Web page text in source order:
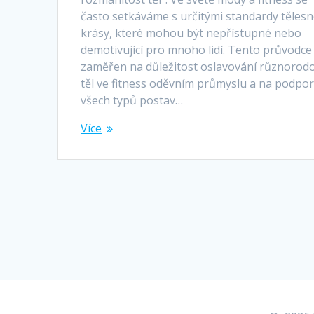
často setkáváme s určitými standardy
krásy, které mohou být nepřístupné nebo
demotivující pro mnoho lidí. Tento průvodce
zaměřen na důležitost oslavování
těl ve fitness oděvním průmyslu a na
všech typů postav…
Více